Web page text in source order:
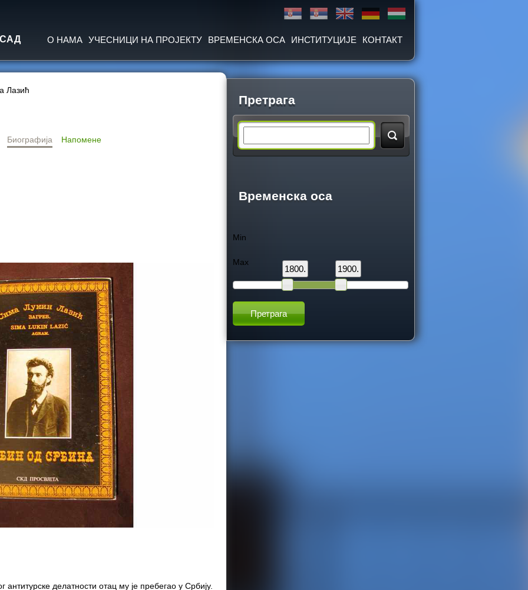
О НАМА УЧЕСНИЦИ НА ПРОЈЕКТУ ВРЕМЕНСКА ОСА ИНСТИТУЦИЈЕ КОНТАКТ
Лазић
Биографија Напомене
антитурске делатности отац му је пребегао у Србију.
Претрага
a
h
Временска оса
Min
Max
1800. 1900.